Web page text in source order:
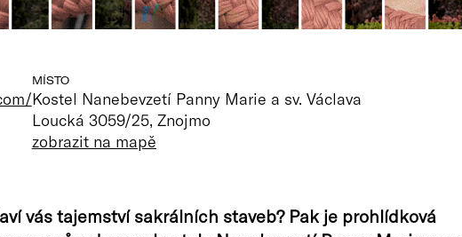
MÍSTO
Kostel Nanebevzetí Panny Marie a sv. Václava
Loucká 3059/25, Znojmo
zobrazit na mapě
vás tajemství sakrálních staveb? Pak je prohlídková